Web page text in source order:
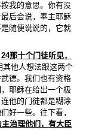
我的意思。你有没
后会说，奉主耶稣
随便说说的，它就
24那十个门徒听见，
其他人想法跟这两个
德。我们也有资格
耶稣在给出一个极
他的门徒都是糊涂
好一些。往下看，
治理他们，有大臣